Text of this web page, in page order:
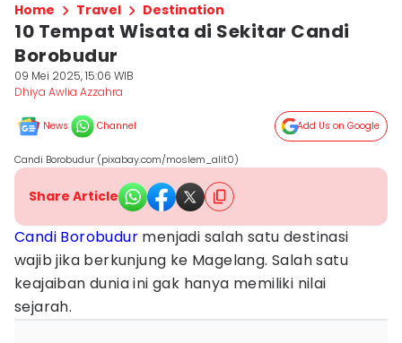
Home Travel Destination
10 Tempat Wisata di Sekitar Candi
Borobudur
09 Mei 2025, 15:06 WIB
Dhiya Awlia Azzahra
News Channel Add Us on Google
Candi Borobudur (pixabay.com/moslem_alit0)
Share Article
Candi Borobudur menjadi salah satu destinasi
wajib jika berkunjung ke Magelang. Salah satu
keajaiban dunia ini gak hanya memiliki nilai
sejarah.